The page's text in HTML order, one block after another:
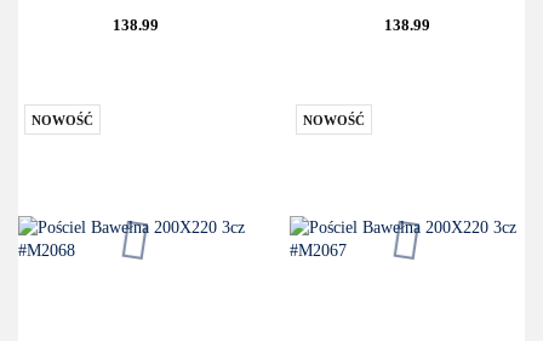
138.99 138.99
NOWOŚĆ NOWOŚĆ